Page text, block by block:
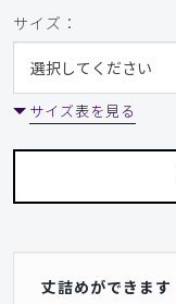
サイズ：
サイズ表を見る
丈詰めができます